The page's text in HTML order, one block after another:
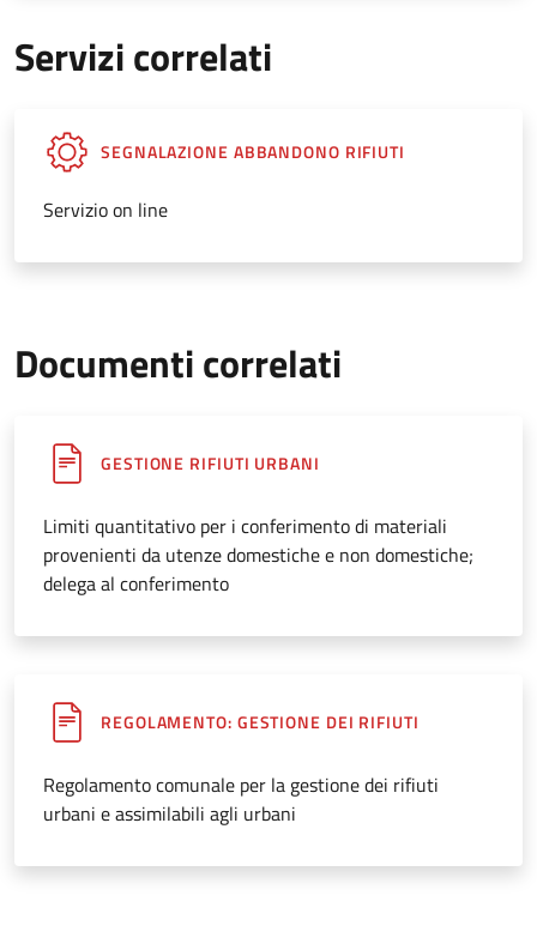
Servizi correlati
SEGNALAZIONE ABBANDONO RIFIUTI
Servizio on line
Documenti correlati
GESTIONE RIFIUTI URBANI
Limiti quantitativo per i conferimento di materiali
provenienti da utenze domestiche e non domestiche;
delega al conferimento
REGOLAMENTO: GESTIONE DEI RIFIUTI
Regolamento comunale per la gestione dei rifiuti
urbani e assimilabili agli urbani